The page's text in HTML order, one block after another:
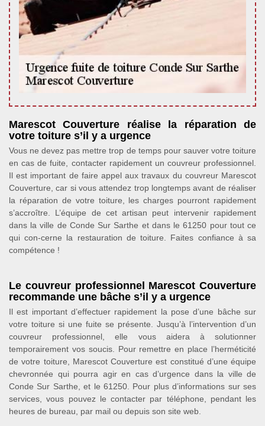
Marescot Couverture réalise la réparation de
votre toiture s’il y a urgence
Vous ne devez pas mettre trop de temps pour sauver votre toiture
en cas de fuite, contacter rapidement un couvreur professionnel.
Il est important de faire appel aux travaux du couvreur Marescot
Couverture, car si vous attendez trop longtemps avant de réaliser
la réparation de votre toiture, les charges pourront rapidement
s’accroître. L’équipe de cet artisan peut intervenir rapidement
dans la ville de Conde Sur Sarthe et dans le 61250 pour tout ce
qui con-cerne la restauration de toiture. Faites confiance à sa
compétence !
Le couvreur professionnel Marescot Couverture
recommande une bâche s’il y a urgence
Il est important d’effectuer rapidement la pose d’une bâche sur
votre toiture si une fuite se présente. Jusqu’à l’intervention d’un
couvreur professionnel, elle vous aidera à solutionner
temporairement vos soucis. Pour remettre en place l’herméticité
de votre toiture, Marescot Couverture est constitué d’une équipe
chevronnée qui pourra agir en cas d’urgence dans la ville de
Conde Sur Sarthe, et le 61250. Pour plus d’informations sur ses
services, vous pouvez le contacter par téléphone, pendant les
heures de bureau, par mail ou depuis son site web.